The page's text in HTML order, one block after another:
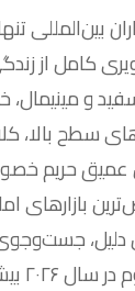
بین‌المللی
کامل از
و مینیمال،
سطح
حریم
بازارهای
دلیل،
لوکس